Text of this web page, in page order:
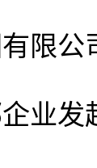
限公
业发